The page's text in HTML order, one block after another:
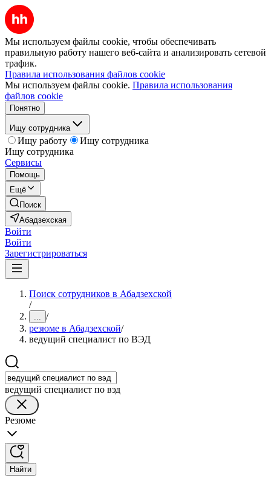
Мы используем файлы cookie, чтобы обеспечивать
правильную работу нашего веб-сайта и анализировать сетевой
трафик.
Правила использования файлов cookie
Мы используем файлы cookie. Правила использования
файлов cookie
Понятно
Ищу сотрудника
Ищу работу
Ищу сотрудника
Ищу сотрудника
Сервисы
Помощь
Ещё
Поиск
Абадзехская
Войти
Войти
Зарегистрироваться
Поиск сотрудников в Абадзехской
/
... /
резюме в Абадзехской/
ведущий специалист по ВЭД
ведущий специалист по вэд
Резюме
Найти